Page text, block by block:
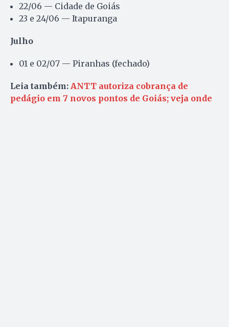
22/06 — Cidade de Goiás
23 e 24/06 — Itapuranga
Julho
01 e 02/07 — Piranhas (fechado)
Leia também: ANTT autoriza cobrança de
pedágio em 7 novos pontos de Goiás; veja onde